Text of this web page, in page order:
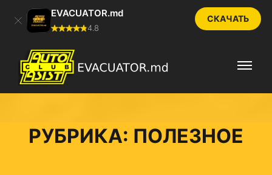
EVACUATOR.md
4.8
СКАЧАТЬ
РУБРИКА: ПОЛЕЗНОЕ